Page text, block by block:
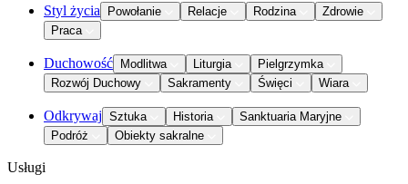
Styl życia Powołanie Relacje Rodzina
Zdrowie
Praca
Duchowość Modlitwa Liturgia
Pielgrzymka
Rozwój Duchowy
Sakramenty Święci Wiara
Odkrywaj Sztuka Historia
Sanktuaria Maryjne
Podróż
Obiekty sakralne
Usługi